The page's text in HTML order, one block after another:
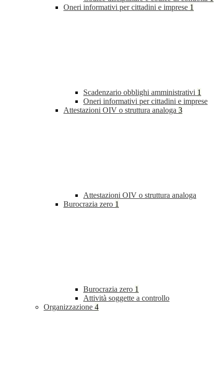
Oneri informativi per cittadini e imprese 1
Scadenzario obblighi amministrativi 1
Oneri informativi per cittadini e imprese
Attestazioni OIV o struttura analoga 3
Attestazioni OIV o struttura analoga
Burocrazia zero 1
Burocrazia zero 1
Attività soggette a controllo
Organizzazione 4